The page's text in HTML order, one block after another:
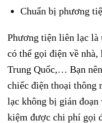
Chuẩn bị phương
Phương tiện liên lạc là
có thể gọi điện về
Trung Quốc,… Bạn
chiếc điện thoại thông
lạc không bị gián đoạn
kiệm được chi phí gọi